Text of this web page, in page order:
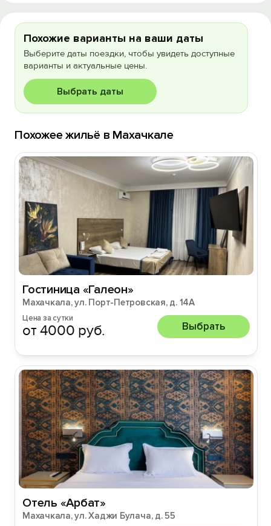
Похожие варианты на ваши даты
Выберите даты поездки, чтобы увидеть доступные
варианты и актуальные цены.
Выбрать даты
Похожее жильё в Махачкале
Гостиница «Галеон»
Махачкала, ул. Порт-Петровская, д. 14А
Цена за сутки
от 4000 руб. Выбрать
Отель «Арбат»
Махачкала, ул. Хаджи Булача, д. 55